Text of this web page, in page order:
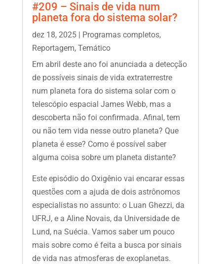
#209 – Sinais de vida num
planeta fora do sistema solar?
dez 18, 2025| Programas completos,
Reportagem, Temático
Em abril deste ano foi anunciada a detecção
de possíveis sinais de vida extraterrestre
num planeta fora do sistema solar com o
telescópio espacial James Webb, mas a
descoberta não foi confirmada. Afinal, tem
ou não tem vida nesse outro planeta? Que
planeta é esse? Como é possível saber
alguma coisa sobre um planeta distante?
Este episódio do Oxigênio vai encarar essas
questões com a ajuda de dois astrônomos
especialistas no assunto: o Luan Ghezzi, da
UFRJ, e a Aline Novais, da Universidade de
Lund, na Suécia. Vamos saber um pouco
mais sobre como é feita a busca por sinais
de vida nas atmosferas de exoplanetas.